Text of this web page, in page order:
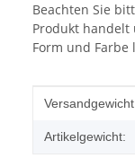
Beachten Sie
Produkt handelt
Form und
Wert
Artikelgewicht: